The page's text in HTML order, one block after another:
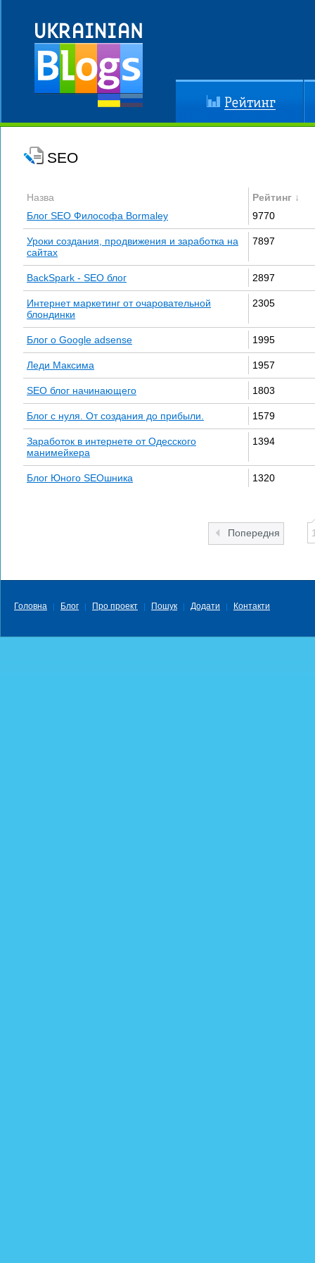
Рейтинг
SEO
Назва
Рейтинг ↓
Блог SEO Философа Bormaley
9770
Уроки создания, продвижения и заработка на
сайтах
7897
BackSpark - SEO блог 2897
Интернет маркетинг от очаровательной
блондинки
2305
Блог о Google adsense 1995
Леди Максима 1957
SEO блог начинающего 1803
Блог с нуля. От создания до прибыли. 1579
Заработок в интернете от Одесского
манимейкера
1394
Блог Юного SEOшника 1320
Попередня
Головна Блог Про проект Пошук Додати Контакти